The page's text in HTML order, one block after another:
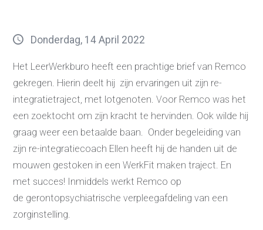
Re-integratie
Modulaire dienstverlening
WerkFit maken re-integratie
WerkFit in combinatie met
Budgetcoaching
Donderdag, 14 April 2022
Het LeerWerkburo heeft een prachtige brief van Remco
gekregen. Hierin deelt hij zijn ervaringen uit zijn re-
integratietraject, met lotgenoten. Voor Remco was het
een zoektocht om zijn kracht te hervinden. Ook wilde hij
graag weer een betaalde baan. Onder begeleiding van
zijn re-integratiecoach Ellen heeft hij de handen uit de
mouwen gestoken in een WerkFit maken traject. En
met succes! Inmiddels werkt Remco op
de gerontopsychiatrische verpleegafdeling van een
zorginstelling.